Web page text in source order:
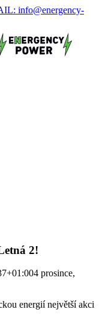
info@energency-
2!
4 prosince,
energií největší akci